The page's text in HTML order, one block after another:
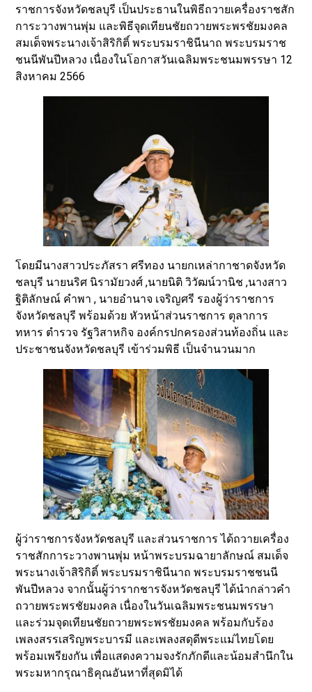
ราชการจังหวัดชลบุรี เป็นประธานในพิธีถวายเครื่องราชสัก
การะวางพานพุ่ม และพิธีจุดเทียนชัยถวายพระพรชัยมงคล
สมเด็จพระนางเจ้าสิริกิติ์ พระบรมราชินีนาถ พระบรมราช
ชนนีพันปีหลวง เนื่องในโอกาสวันเฉลิมพระชนมพรรษา 12
สิงหาคม 2566
โดยมีนางสาวประภัสรา ศรีทอง นายกเหล่ากาชาดจังหวัด
ชลบุรี นายนริศ นิรามัยวงศ์ ,นายนิติ วิวัฒน์วานิช ,นางสาว
ฐิติลักษณ์ คำพา , นายอำนาจ เจริญศรี รองผู้ว่าราชการ
จังหวัดชลบุรี พร้อมด้วย หัวหน้าส่วนราชการ ตุลาการ
ทหาร ตำรวจ รัฐวิสาหกิจ องค์กรปกครองส่วนท้องถิ่น และ
ประชาชนจังหวัดชลบุรี เข้าร่วมพิธี เป็นจำนวนมาก
ผู้ว่าราชการจังหวัดชลบุรี และส่วนราชการ ได้ถวายเครื่อง
ราชสักการะวางพานพุ่ม หน้าพระบรมฉายาลักษณ์ สมเด็จ
พระนางเจ้าสิริกิติ์ พระบรมราชินีนาถ พระบรมราชชนนี
พันปีหลวง จากนั้นผู้ว่ารากชารจังหวัดชลบุรี ได้นำกล่าวคำ
ถวายพระพรชัยมงคล เนื่องในวันเฉลิมพระชนมพรรษา
และร่วมจุดเทียนชัยถวายพระพรชัยมงคล พร้อมกับร้อง
เพลงสรรเสริญพระบารมี และเพลงสดุดีพระแม่ไทยโดย
พร้อมเพรียงกัน เพื่อแสดงความจงรักภักดีและน้อมสำนึกใน
พระมหากรุณาธิคุณอันหาที่สุดมิได้